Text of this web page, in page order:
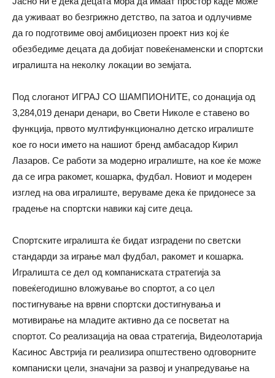
да уживаат во безгрижно детство, па затоа и одлучивме
да го подготвиме овој амбициозен проект низ кој ќе
обезбедиме децата да добијат повеќенаменски и спортски
игралишта на неколку локации во земјата.
Под слоганот ИГРАЈ СО ШАМПИОНИТЕ, со донација од
3,284,019 денари денари, во Свети Николе е ставено во
функција, првото мултифункционално детско игралиште
кое го носи името на нашиот бренд амбасадор Кирил
Лазаров. Се работи за модерно игралиште, на кое ќе може
да се игра ракомет, кошарка, фудбал. Новиот и модерен
изглед на ова игралиште, веруваме дека ќе придонесе за
градење на спортски навики кај сите деца.
Спортските игралишта ќе бидат изградени по светски
стандарди за играње мал фудбал, ракомет и кошарка.
Игралишта се дел од компаниската стратегија за
повеќегодишно вложување во спортот, а со цел
постигнување на врвни спортски достигнувања и
мотивирање на младите активно да се посветат на
спортот. Со реализација на оваа стратегија, Видеолотарија
Касинос Австрија ги реализира општествено одговорните
компаниски цели, значајни за развој и унапредување на